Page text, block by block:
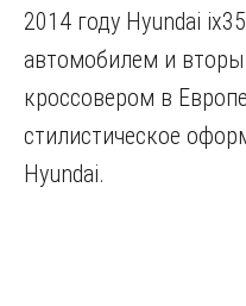
2014 году Hyundai
автомобилем и
кроссовером в
стилистическое
Hyundai.